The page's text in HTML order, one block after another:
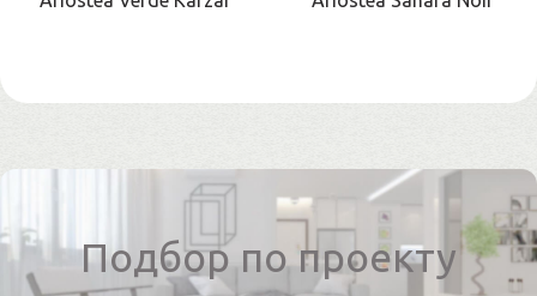
Подбор по проекту